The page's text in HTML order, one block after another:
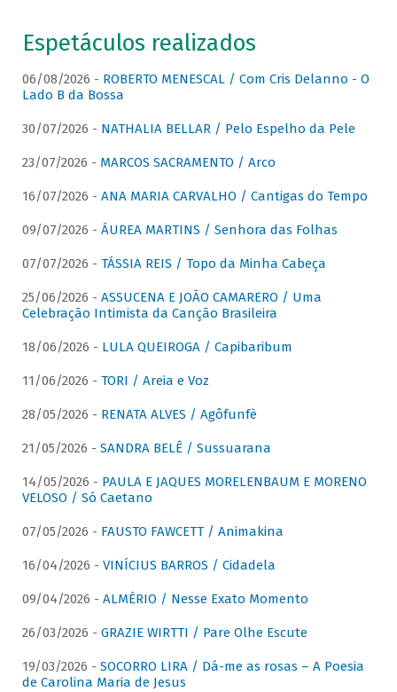
Espetáculos realizados
06/08/2026 - ROBERTO MENESCAL / Com Cris Delanno - O
Lado B da Bossa
30/07/2026 - NATHALIA BELLAR / Pelo Espelho da Pele
23/07/2026 - MARCOS SACRAMENTO / Arco
16/07/2026 - ANA MARIA CARVALHO / Cantigas do Tempo
09/07/2026 - ÁUREA MARTINS / Senhora das Folhas
07/07/2026 - TÁSSIA REIS / Topo da Minha Cabeça
25/06/2026 - ASSUCENA E JOÃO CAMARERO / Uma
Celebração Intimista da Canção Brasileira
18/06/2026 - LULA QUEIROGA / Capibaribum
11/06/2026 - TORI / Areia e Voz
28/05/2026 - RENATA ALVES / Agôfunfè
21/05/2026 - SANDRA BELÊ / Sussuarana
14/05/2026 - PAULA E JAQUES MORELENBAUM E MORENO
VELOSO / Só Caetano
07/05/2026 - FAUSTO FAWCETT / Animakina
16/04/2026 - VINÍCIUS BARROS / Cidadela
09/04/2026 - ALMÉRIO / Nesse Exato Momento
26/03/2026 - GRAZIE WIRTTI / Pare Olhe Escute
19/03/2026 - SOCORRO LIRA / Dá-me as rosas – A Poesia
de Carolina Maria de Jesus